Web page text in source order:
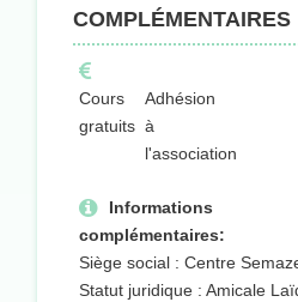
COMPLÉMENTAIRES
Cours
gratuits
Adhésion
à
l'association
Informations
complémentaires:
Siège social : Centre
Statut juridique : Amicale